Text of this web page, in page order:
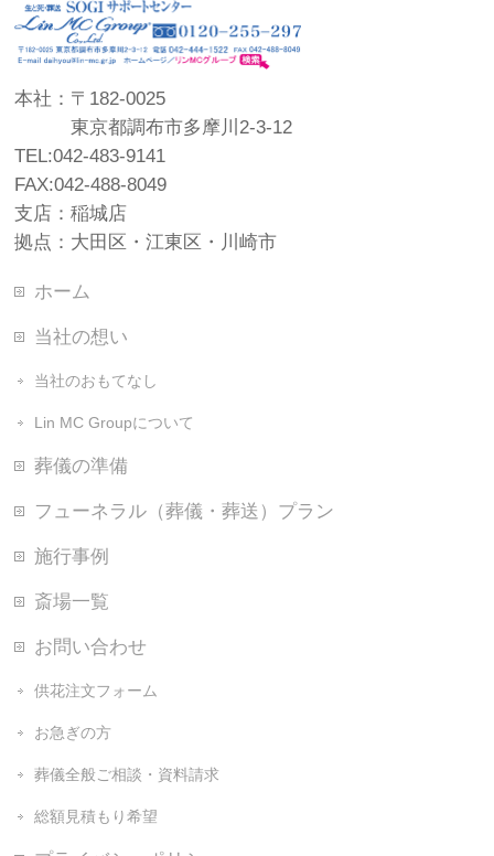
本社：〒182-0025
東京都調布市多摩川2-3-12
TEL:042-483-9141
FAX:042-488-8049
支店：稲城店
拠点：大田区・江東区・川崎市
ホーム
当社の想い
当社のおもてなし
Lin MC Groupについて
葬儀の準備
フューネラル（葬儀・葬送）プラン
施行事例
斎場一覧
お問い合わせ
供花注文フォーム
お急ぎの方
葬儀全般ご相談・資料請求
総額見積もり希望